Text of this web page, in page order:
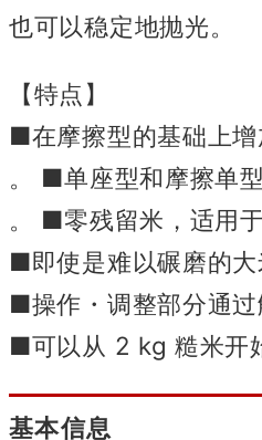
也可以稳定地抛光。
【特点】
■在摩擦型的基础上增
。 ■单座型和摩擦单
。 ■零残留米，适用
■即使是难以碾磨的大
■操作・调整部分通过
■可以从 2 kg 糙米开
基本信息